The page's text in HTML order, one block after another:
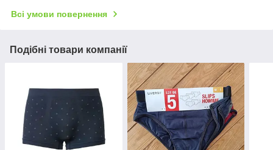
Всі умови повернення
Подібні товари компанії